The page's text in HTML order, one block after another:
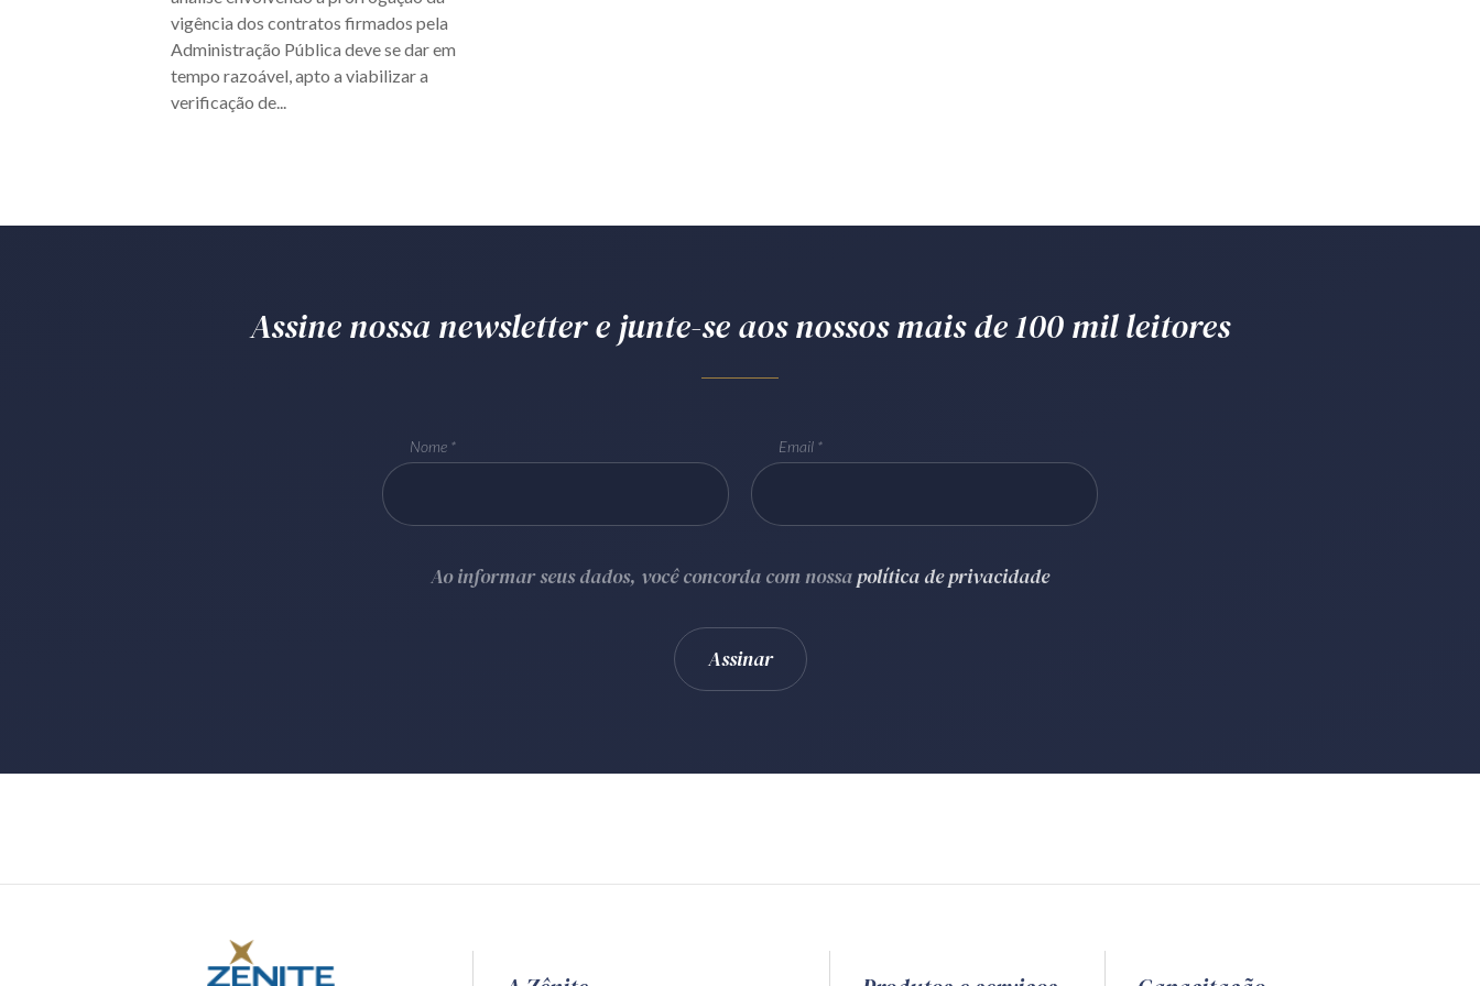
vigência dos contratos firmados pela
Administração Pública deve se dar em
tempo razoável, apto a viabilizar a
verificação de...
Assine nossa newsletter e junte-se aos nossos mais de 100 mil leitores
Nome Email
Ao informar seus dados, você concorda com nossapolítica de privacidade